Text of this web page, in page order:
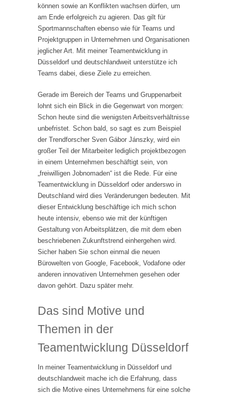
können sowie an Konflikten wachsen dürfen, um
am Ende erfolgreich zu agieren. Das gilt für
Sportmannschaften ebenso wie für Teams und
Projektgruppen in Unternehmen und Organisationen
jeglicher Art. Mit meiner Teamentwicklung in
Düsseldorf und deutschlandweit unterstütze ich
Teams dabei, diese Ziele zu erreichen.
Gerade im Bereich der Teams und Gruppenarbeit
lohnt sich ein Blick in die Gegenwart von morgen:
Schon heute sind die wenigsten Arbeitsverhältnisse
unbefristet. Schon bald, so sagt es zum Beispiel
der Trendforscher Sven Gábor Jánszky, wird ein
großer Teil der Mitarbeiter lediglich projektbezogen
in einem Unternehmen beschäftigt sein, von
„freiwilligen Jobnomaden“ ist die Rede. Für eine
Teamentwicklung in Düsseldorf oder anderswo in
Deutschland wird dies Veränderungen bedeuten. Mit
dieser Entwicklung beschäftige ich mich schon
heute intensiv, ebenso wie mit der künftigen
Gestaltung von Arbeitsplätzen, die mit dem eben
beschriebenen Zukunftstrend einhergehen wird.
Sicher haben Sie schon einmal die neuen
Bürowelten von Google, Facebook, Vodafone oder
anderen innovativen Unternehmen gesehen oder
davon gehört. Dazu später mehr.
Das sind Motive und
Themen in der
Teamentwicklung Düsseldorf
In meiner Teamentwicklung in Düsseldorf und
deutschlandweit mache ich die Erfahrung, dass
sich die Motive eines Unternehmens für eine solche